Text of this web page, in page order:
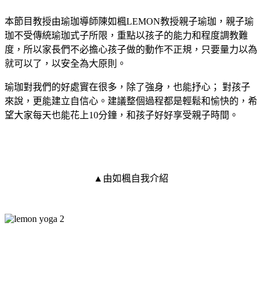
本節目教授由瑜珈導師陳如楓LEMON教授親子瑜珈，親子瑜
珈不受傳統瑜珈式子所限，重點以孩子的能力和程度調教難
度，所以家長們不必擔心孩子做的動作不正規，只要量力以為
就可以了，以安全為大原則。
瑜珈對我們的好處實在很多，除了強身，也能抒心； 對孩子
來說，更能建立自信心。建議整個過程都是輕鬆和愉快的，希
望大家每天也能花上10分鐘，和孩子好好享受親子時間。
▲由如楓自我介紹